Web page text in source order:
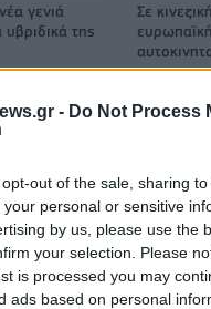
- Do Not Process
out of the sale, sharing
your personal or sensitive
by us, please use the
your selection. Please
is processed you may
ads based on personal
γενιά
της
Σε
ευρωπαϊκή
με στόχο την κορυφή της
του για
– Ζητά
από την
Στον